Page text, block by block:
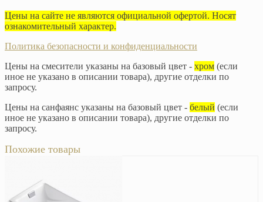
Цены на сайте не являются официальной офертой. Носят
ознакомительный характер.
Политика безопасности и конфиденциальности
Цены на смесители указаны на базовый цвет - хром (если
иное не указано в описании товара), другие отделки по
запросу.
Цены на санфаянс указаны на базовый цвет - белый (если
иное не указано в описании товара), другие отделки по
запросу.
Похожие товары